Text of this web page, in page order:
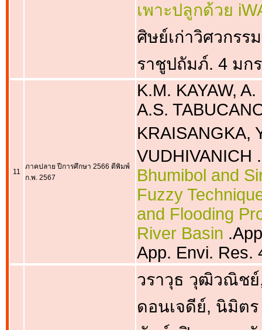
เพาะปลูกด้วย
ศิษย์เก่าวิศวกรร
ราชูปถัมภ์. 4 มก
11
ภาคปลาย ปีการศึกษา 2566 ตีพิมพ์
ก.พ. 2567
K.M. KAYAW,
A.S.
KRAISANGKA,
VUDHIVANICH
Bhumibol and
Fuzzy
and Flooding
River Basin
App. Envi. Res.
วราวุธ วุฒิวณิชย์
ดอนเจดีย์, นิมิต